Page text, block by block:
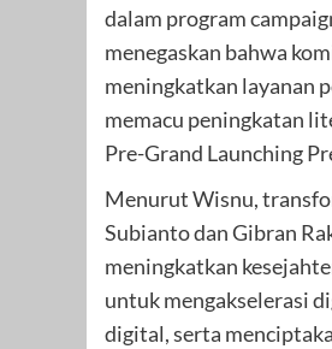
dalam program
menegaskan bahwa
meningkatkan layanan
memacu peningkatan
Pre-Grand Launching
Menurut Wisnu,
Subianto dan Gibran
meningkatkan
untuk mengakselerasi
digital, serta